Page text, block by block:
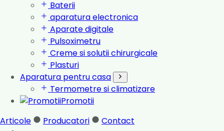
Baterii
aparatura electronica
Aparate digitale
Pulsoximetru
Creme si solutii chirurgicale
Plasturi
Aparatura pentru casa
Termometre si climatizare
Promotii
Articole
Producatori Contact